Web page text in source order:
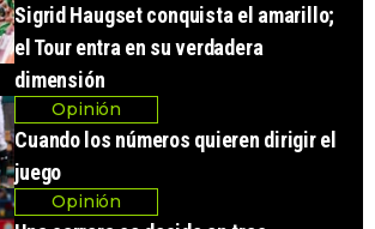
Sigrid Haugset conquista el amarillo;
el Tour entra en su verdadera
dimensión
Opinión
Cuando los números quieren dirigir el
juego
Opinión